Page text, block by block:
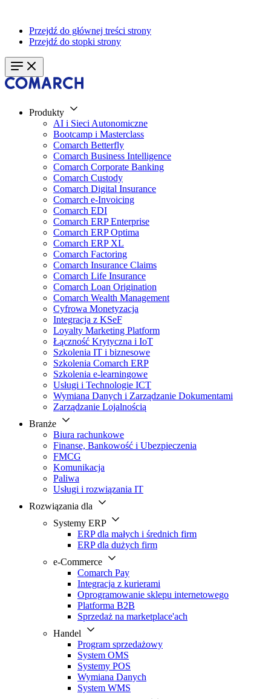
Przejdź do głównej treści strony
Przejdź do stopki strony
Produkty
AI i Sieci Autonomiczne
Bootcamp i Masterclass
Comarch Betterfly
Comarch Business Intelligence
Comarch Corporate Banking
Comarch Custody
Comarch Digital Insurance
Comarch e-Invoicing
Comarch EDI
Comarch ERP Enterprise
Comarch ERP Optima
Comarch ERP XL
Comarch Factoring
Comarch Insurance Claims
Comarch Life Insurance
Comarch Loan Origination
Comarch Wealth Management
Cyfrowa Monetyzacja
Integracja z KSeF
Loyalty Marketing Platform
Łączność Krytyczna i IoT
Szkolenia IT i biznesowe
Szkolenia Comarch ERP
Szkolenia e-learningowe
Usługi i Technologie ICT
Wymiana Danych i Zarządzanie Dokumentami
Zarządzanie Lojalnością
Branże
Biura rachunkowe
Finanse, Bankowość i Ubezpieczenia
FMCG
Komunikacja
Paliwa
Usługi i rozwiązania IT
Rozwiązania dla
Systemy ERP
ERP dla małych i średnich firm
ERP dla dużych firm
e-Commerce
Comarch Pay
Integracja z kurierami
Oprogramowanie sklepu internetowego
Platforma B2B
Sprzedaż na marketplace'ach
Handel
Program sprzedażowy
System OMS
Systemy POS
Wymiana Danych
System WMS